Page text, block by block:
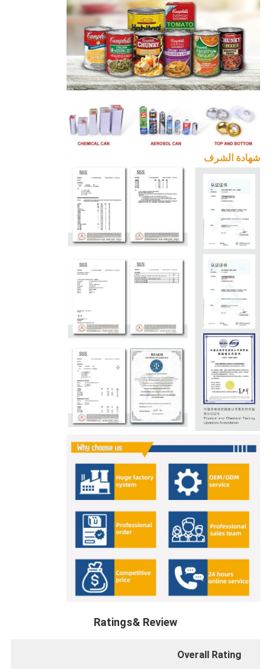
شهادة الشرف
Ratings& Review
Overall Rating